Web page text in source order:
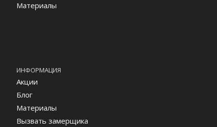
Материалы
ИНФОРМАЦИЯ
Акции
Блог
Материалы
Вызвать замерщика